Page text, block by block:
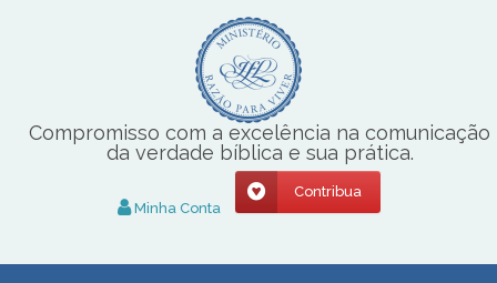
Compromisso com a excelência na comunicação
da verdade bíblica e sua prática.
Minha Conta
Contribua